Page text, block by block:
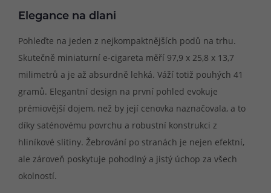
Elegance na dlani
Pohleďte na jeden z nejkompaktnějších podů na trhu.
Skutečně miniaturní e-cigareta měří 97,9 x 25,8 x 13,7
milimetrů a je až absurdně lehká. Váží totiž pouhých 41
gramů. Elegantní design na první pohled evokuje
prémiovější dojem, než by její cenovka naznačovala, a to
díky saténovému povrchu a robustní konstrukci z
hliníkové slitiny. Žebrování po stranách je nejen efektní,
ale zároveň poskytuje pohodlný a jistý úchop za všech
okolností.